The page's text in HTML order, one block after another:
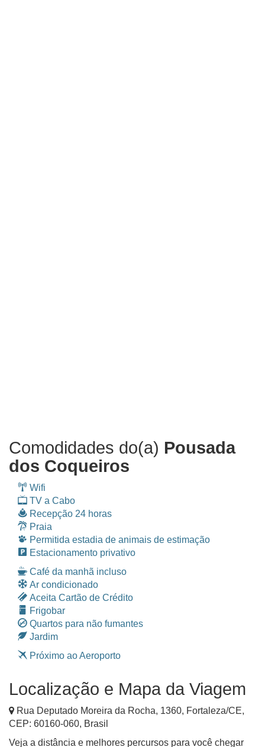
Comodidades do(a) Pousada
dos Coqueiros
Wifi
TV a Cabo
Recepção 24 horas
Praia
Permitida estadia de animais de estimação
Estacionamento privativo
Café da manhã incluso
Ar condicionado
Aceita Cartão de Crédito
Frigobar
Quartos para não fumantes
Jardim
Próximo ao Aeroporto
Localização e Mapa da Viagem
Rua Deputado Moreira da Rocha, 1360, Fortaleza/CE,
CEP: 60160-060, Brasil
Veja a distância e melhores percursos para você chegar